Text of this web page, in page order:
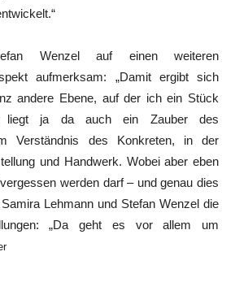
Wenzel auf einen weiteren
aufmerksam: „Damit ergibt sich
andere Ebene, auf der ich ein Stück
liegt ja da auch ein Zauber des
Verständnis des Konkreten, in der
und Handwerk. Wobei aber eben
werden darf – und genau dies
Lehmann und Stefan Wenzel die
„Da geht es vor allem um